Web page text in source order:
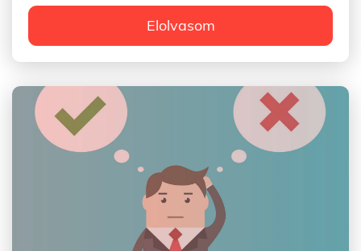
Elolvasom